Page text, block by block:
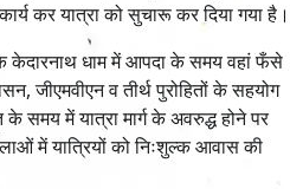
कर यात्रा को सुचारू कर दिया गया है।
केदारनाथ धाम में आपदा के समय वहां फँसे
जीएमवीएन व तीर्थ पुरोहितों के सहयोग
समय में यात्रा मार्ग के अवरुद्ध होने पर
में यात्रियों को निःशुल्क आवास की